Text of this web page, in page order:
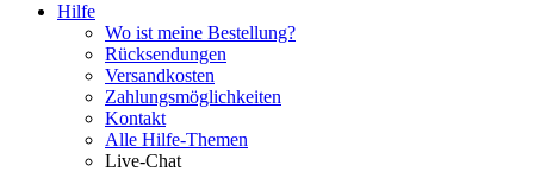
Hilfe
Wo ist meine Bestellung?
Rücksendungen
Versandkosten
Zahlungsmöglichkeiten
Kontakt
Alle Hilfe-Themen
Live-Chat